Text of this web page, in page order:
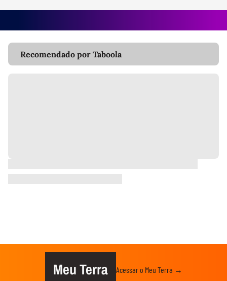
Recomendado por Taboola
Meu Terra Acessar o Meu Terra →